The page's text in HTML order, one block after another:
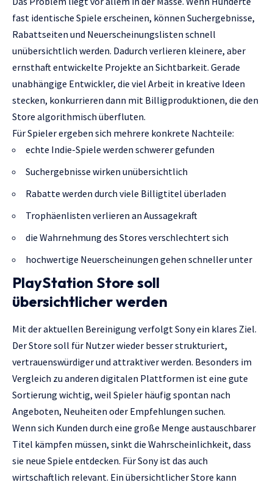
fast identische Spiele erscheinen, können Suchergebnisse,
Rabattseiten und Neuerscheinungslisten schnell
unübersichtlich werden. Dadurch verlieren kleinere, aber
ernsthaft entwickelte Projekte an Sichtbarkeit. Gerade
unabhängige Entwickler, die viel Arbeit in kreative Ideen
stecken, konkurrieren dann mit Billigproduktionen, die den
Store algorithmisch überfluten.
Für Spieler ergeben sich mehrere konkrete Nachteile:
echte Indie-Spiele werden schwerer gefunden
Suchergebnisse wirken unübersichtlich
Rabatte werden durch viele Billigtitel überladen
Trophäenlisten verlieren an Aussagekraft
die Wahrnehmung des Stores verschlechtert sich
hochwertige Neuerscheinungen gehen schneller unter
PlayStation Store soll
übersichtlicher werden
Mit der aktuellen Bereinigung verfolgt Sony ein klares Ziel.
Der Store soll für Nutzer wieder besser strukturiert,
vertrauenswürdiger und attraktiver werden. Besonders im
Vergleich zu anderen digitalen Plattformen ist eine gute
Sortierung wichtig, weil Spieler häufig spontan nach
Angeboten, Neuheiten oder Empfehlungen suchen.
Wenn sich Kunden durch eine große Menge austauschbarer
Titel kämpfen müssen, sinkt die Wahrscheinlichkeit, dass
sie neue Spiele entdecken. Für Sony ist das auch
wirtschaftlich relevant. Ein übersichtlicher Store kann